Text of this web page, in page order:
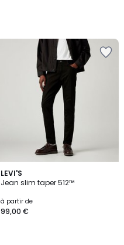
LEVI'S
Jean slim taper 512™
à partir de
99,00 €
4,4
/ 5
3
Couleurs